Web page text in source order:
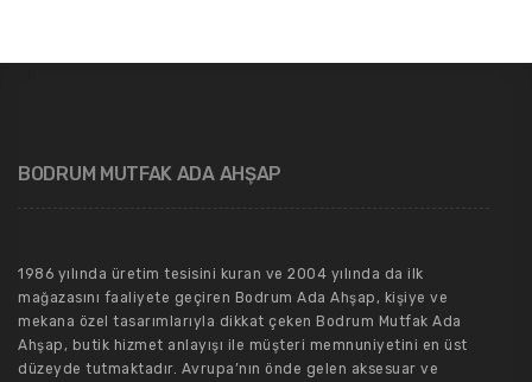
BODRUM MUTFAK ADA AHŞAP
1986 yılında üretim tesisini kuran ve 2004 yılında da ilk
mağazasını faaliyete geçiren Bodrum Ada Ahşap, kişiye ve
mekana özel tasarımlarıyla dikkat çeken Bodrum Mutfak Ada
Ahşap, butik hizmet anlayışı ile müşteri memnuniyetini en üst
düzeyde tutmaktadır. Avrupa’nın önde gelen aksesuar ve